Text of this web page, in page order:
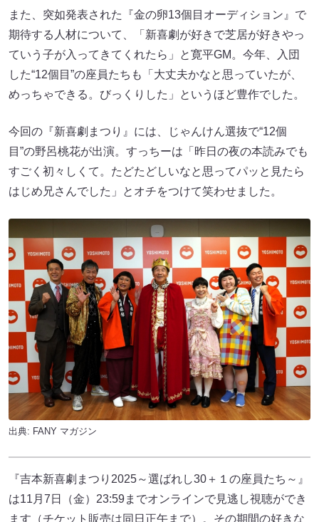
また、突如発表された『金の卵13個目オーディション』で
期待する人材について、「新喜劇が好きで芝居が好きやっ
ていう子が入ってきてくれたら」と寛平GM。今年、入団
した“12個目”の座員たちも「大丈夫かなと思っていたが、
めっちゃできる。びっくりした」というほど豊作でした。
今回の『新喜劇まつり』には、じゃんけん選抜で“12個
目”の野呂桃花が出演。すっちーは「昨日の夜の本読みでも
すごく初々しくて。たどたどしいなと思ってパッと見たら
はじめ兄さんでした」とオチをつけて笑わせました。
出典: FANY マガジン
『吉本新喜劇まつり2025～選ばれし30＋１の座員たち～』
は11月7日（金）23:59までオンラインで見逃し視聴ができ
ます（チケット販売は同日正午まで）。その期間の好きな